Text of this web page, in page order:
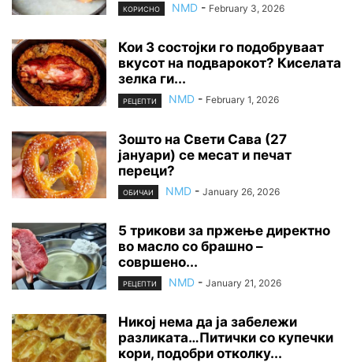
КОРИСНО NMD - February 3, 2026
Кои 3 состојки го подобруваат
вкусот на подварокот? Киселата
зелка ги...
РЕЦЕПТИ NMD - February 1, 2026
Зошто на Свети Сава (27
јануари) се месат и печат
переци?
ОБИЧАИ NMD - January 26, 2026
5 трикови за пржење директно
во масло со брашно –
совршено...
РЕЦЕПТИ NMD - January 21, 2026
Никој нема да ја забележи
разликата…Питички со купечки
кори, подобри отколку...